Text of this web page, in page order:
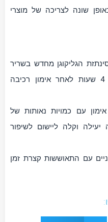
שונה לצריכה של מוצרי
הגליקוגן מחדש בשריר
במהלך תקופת ההתאוששות של 4 שעות לאחר אימון רכיבה
עם כמויות נאותות של
וקלה ליישום לשיפור
עם התאוששות קצרת זמן